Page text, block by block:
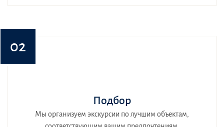
02
Подбор
Мы организуем экскурсии по лучшим объектам,